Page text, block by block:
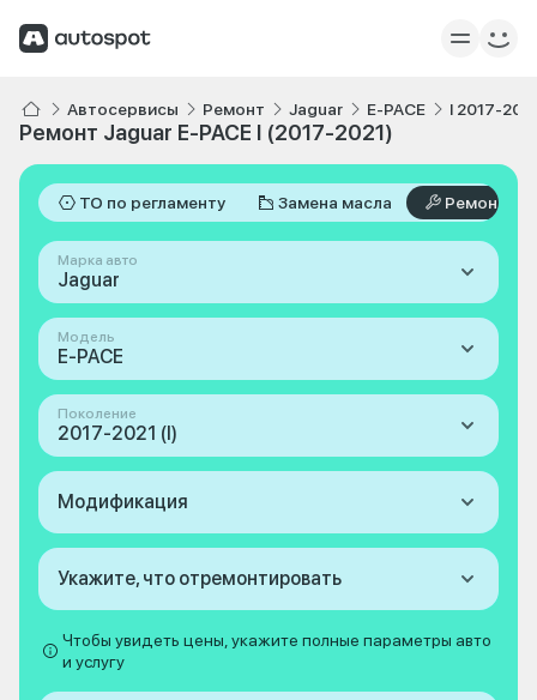
Автосервисы Ремонт Jaguar E-PACE I 2017-
Ремонт Jaguar E-PACE I (2017-2021)
ТО по регламенту Замена масла Ремонт
Марка авто
Jaguar
Модель
E-PACE
Поколение
2017-2021 (I)
Модификация
Укажите, что отремонтировать
Чтобы увидеть цены, укажите полные параметры авто
и услугу